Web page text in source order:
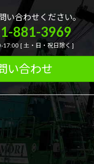
い合わせください。
881-3969
17:00 [ 土・日・祝日除く ]
い合わせ